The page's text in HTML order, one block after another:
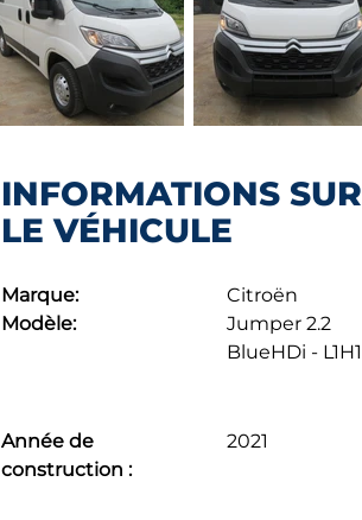
INFORMATIONS SUR
LE VÉHICULE
Marque:
Citroën
Modèle:
Jumper 2.2
BlueHDi - L1H1
Année de
construction :
2021